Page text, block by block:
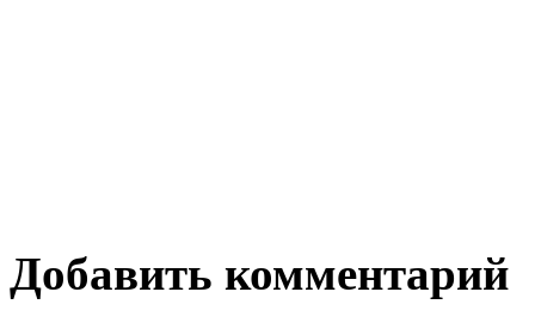
Добавить комментарий